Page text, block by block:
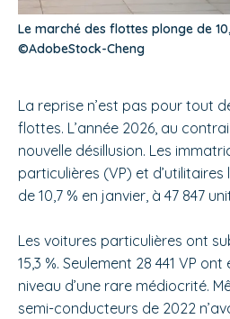
Le marché des flottes plonge de
©AdobeStock-Cheng
La reprise n’est pas pour tout
flottes. L’année 2026, au
nouvelle désillusion. Les
particulières (VP) et
de 10,7 % en janvier, à 47 847
Les voitures particulières ont
15,3 %. Seulement 28 441 VP
niveau d’une rare médiocrité.
semi-conducteurs de 2022